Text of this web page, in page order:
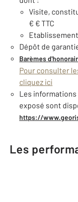
Visite,
€ € TTC
Etablissement
Dépôt de
Barèmes
Pour consulter
cliquez ici
Les
exposé sont
https://
Les